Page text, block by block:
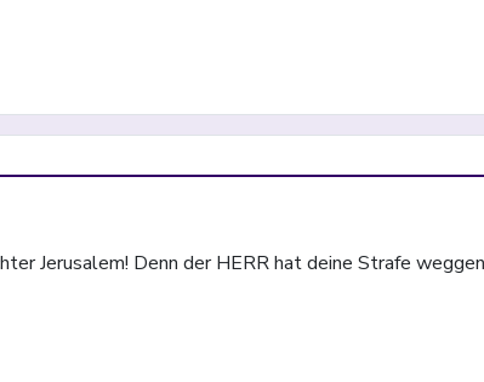
Jerusalem! Denn der HERR hat deine Strafe